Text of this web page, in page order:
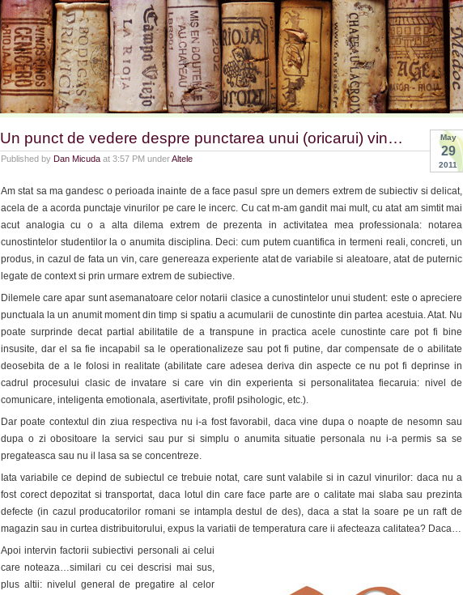
May
29
2011
Un punct de vedere despre punctarea unui (oricarui) vin…
Published by Dan Micuda at 3:57 PM underAltele
Am stat sa ma gandesc o perioada inainte de a face pasul spre un demers extrem de subiectiv si delicat,
acela de a acorda punctaje vinurilor pe care le incerc. Cu cat m-am gandit mai mult, cu atat am simtit mai
acut analogia cu o a alta dilema extrem de prezenta in activitatea mea professionala: notarea
cunostintelor studentilor la o anumita disciplina. Deci: cum putem cuantifica in termeni reali, concreti, un
produs, in cazul de fata un vin, care genereaza experiente atat de variabile si aleatoare, atat de puternic
legate de context si prin urmare extrem de subiective.
Dilemele care apar sunt asemanatoare celor notarii clasice a cunostintelor unui student: este o apreciere
punctuala la un anumit moment din timp si spatiu a acumularii de cunostinte din partea acestuia. Atat. Nu
poate surprinde decat partial abilitatile de a transpune in practica acele cunostinte care pot fi bine
insusite, dar el sa fie incapabil sa le operationalizeze sau pot fi putine, dar compensate de o abilitate
deosebita de a le folosi in realitate (abilitate care adesea deriva din aspecte ce nu pot fi deprinse in
cadrul procesului clasic de invatare si care vin din experienta si personalitatea fiecaruia: nivel de
comunicare, inteligenta emotionala, asertivitate, profil psihologic, etc.).
Dar poate contextul din ziua respectiva nu i-a fost favorabil, daca vine dupa o noapte de nesomn sau
dupa o zi obositoare la servici sau pur si simplu o anumita situatie personala nu i-a permis sa se
pregateasca sau nu il lasa sa se concentreze.
Iata variabile ce depind de subiectul ce trebuie notat, care sunt valabile si in cazul vinurilor: daca nu a
fost corect depozitat si transportat, daca lotul din care face parte are o calitate mai slaba sau prezinta
defecte (in cazul producatorilor romani se intampla destul de des), daca a stat la soare pe un raft de
magazin sau in curtea distribuitorului, expus la variatii de temperatura care ii afecteaza calitatea? Daca…
Apoi intervin factorii subiectivi personali ai celui
care noteaza…similari cu cei descrisi mai sus,
plus altii: nivelul general de pregatire al celor